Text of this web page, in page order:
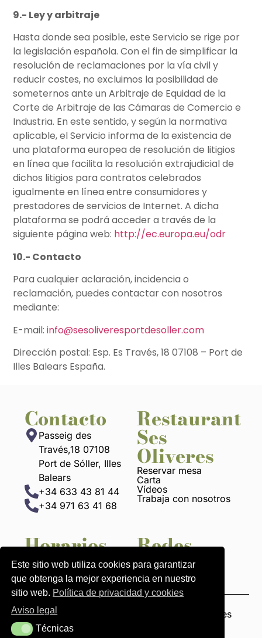
9.- Ley y arbitraje
Hasta donde sea posible, este Servicio se rige por
la legislación española. Con el fin de simplificar la
resolución de reclamaciones por la vía civil y
reducir costes, no excluimos la posibilidad de
someternos ante un Arbitraje de Equidad de la
Corte de Arbitraje de las Cámaras de Comercio e
Industria. En este sentido, y según la normativa
aplicable, el Servicio informa de la existencia de
una plataforma europea de resolución de litigios
en línea que facilita la resolución extrajudicial de
dichos litigios para contratos celebrados
igualmente en línea entre consumidores y
prestadores de servicios de Internet. A dicha
plataforma se podrá acceder a través de la
siguiente página web: http://ec.europa.eu/odr
10.- Contacto
Para cualquier aclaración, incidencia o
reclamación, puedes contactar con nosotros
mediante:
E-mail: info@sesoliveresportdesoller.com
Dirección postal: Esp. Es Través, 18 07108 – Port de
Illes Balears España.
Contacto
Passeig des
Través,18 07108
Port de Sóller, Illes
Balears
+34 633 43 81 44
+34 971 63 41 68
Restaurant
Ses
Oliveres
Reservar mesa
Carta
Vídeos
Trabaja con nosotros
Horarios
13 h a 22:30 h
Redes
Avisos legales Política de pivacidad y cookies
Este sitio web utiliza cookies para garantizar
que obtenga la mejor experiencia en nuestro
sitio web. Política de privacidad y cookies
Aviso legal
TécnicasTécnicas